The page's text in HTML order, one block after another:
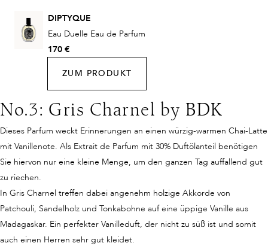
DIPTYQUE
Eau Duelle Eau de Parfum
170 €
ZUM PRODUKT
No.3: Gris Charnel by BDK
Dieses Parfum weckt Erinnerungen an einen würzig-warmen Chai-Latte
mit Vanillenote. Als Extrait de Parfum mit 30% Duftölanteil benötigen
Sie hiervon nur eine kleine Menge, um den ganzen Tag auffallend gut
zu riechen.
In Gris Charnel treffen dabei angenehm holzige Akkorde von
Patchouli, Sandelholz und Tonkabohne auf eine üppige Vanille aus
Madagaskar. Ein perfekter Vanilleduft, der nicht zu süß ist und somit
auch einen Herren sehr gut kleidet.